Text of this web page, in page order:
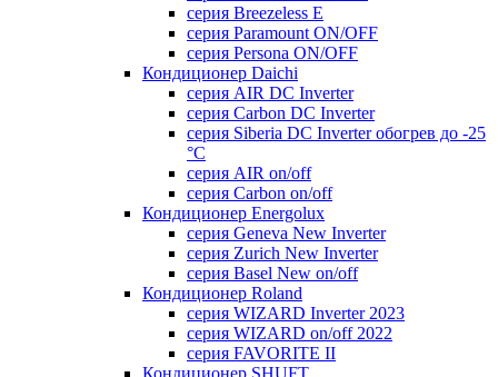
серия Breezeless E
серия Paramount ON/OFF
серия Persona ON/OFF
Кондиционер Daichi
серия AIR DC Inverter
серия Carbon DC Inverter
серия Siberia DC Inverter обогрев до -25
°С
серия AIR on/off
серия Carbon on/off
Кондиционер Energolux
серия Geneva New Inverter
серия Zurich New Inverter
серия Basel New on/off
Кондиционер Roland
серия WIZARD Inverter 2023
серия WIZARD on/off 2022
серия FAVORITE II
Кондиционер SHUFT